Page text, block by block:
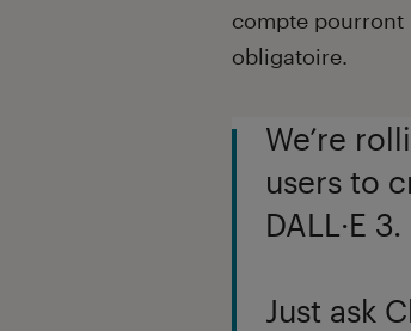
compte pourront
obligatoire.
We’re
users to
DALL·E 3.
Just ask